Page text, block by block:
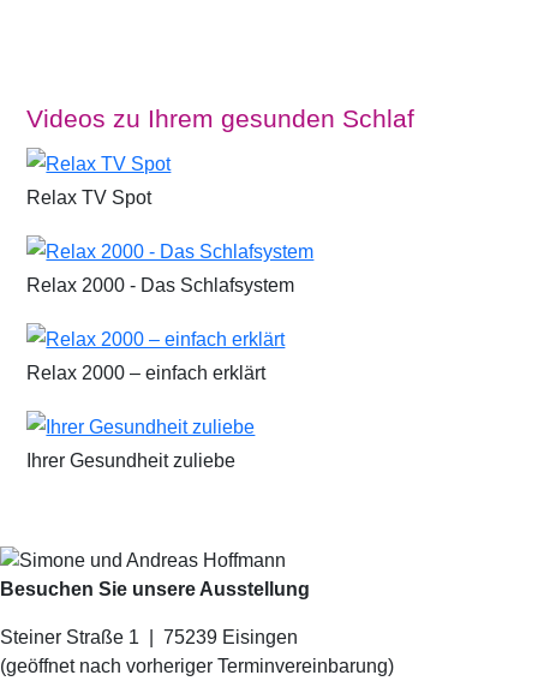
Videos zu Ihrem gesunden Schlaf
Relax TV Spot
Relax 2000 - Das Schlafsystem
Relax 2000 – einfach erklärt
Ihrer Gesundheit zuliebe
Besuchen Sie unsere Ausstellung
Steiner Straße 1 | 75239 Eisingen
(geöffnet nach vorheriger Terminvereinbarung)